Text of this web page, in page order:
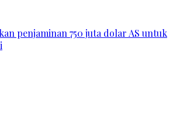
penjaminan 750 juta dolar AS untuk